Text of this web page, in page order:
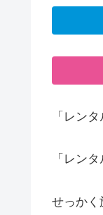
「レン
「レン
せっかく